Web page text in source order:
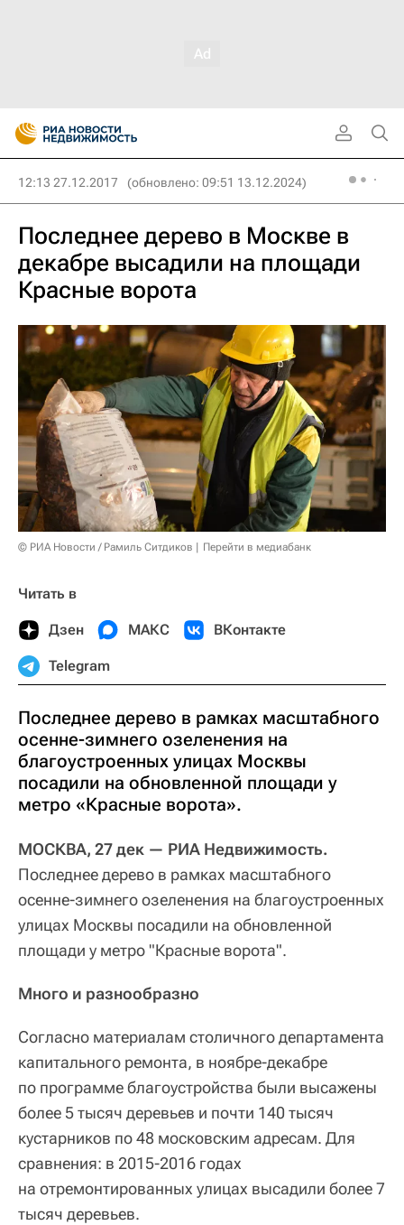
12:13 27.12.2017 (обновлено: 09:51 13.12.2024)
Последнее дерево в Москве в
декабре высадили на площади
Красные ворота
© РИА Новости / Рамиль Ситдиков Перейти в медиабанк
Читать в
Дзен МАКС ВКонтакте
Telegram
Последнее дерево в рамках масштабного
осенне-зимнего озеленения на
благоустроенных улицах Москвы
посадили на обновленной площади у
метро «Красные ворота».
МОСКВА, 27 дек — РИА Недвижимость.
Последнее дерево в рамках масштабного
осенне-зимнего озеленения на благоустроенных
улицах Москвы посадили на обновленной
площади у метро "Красные ворота".
Много и разнообразно
Согласно материалам столичного департамента
капитального ремонта, в ноябре-декабре
по программе благоустройства были высажены
более 5 тысяч деревьев и почти 140 тысяч
кустарников по 48 московским адресам. Для
сравнения: в 2015-2016 годах
на отремонтированных улицах высадили более 7
тысяч деревьев.